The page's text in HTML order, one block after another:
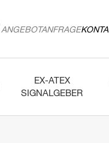
ANGEBOTANFRAGE
EX-ATEX
SIGNALGEBER